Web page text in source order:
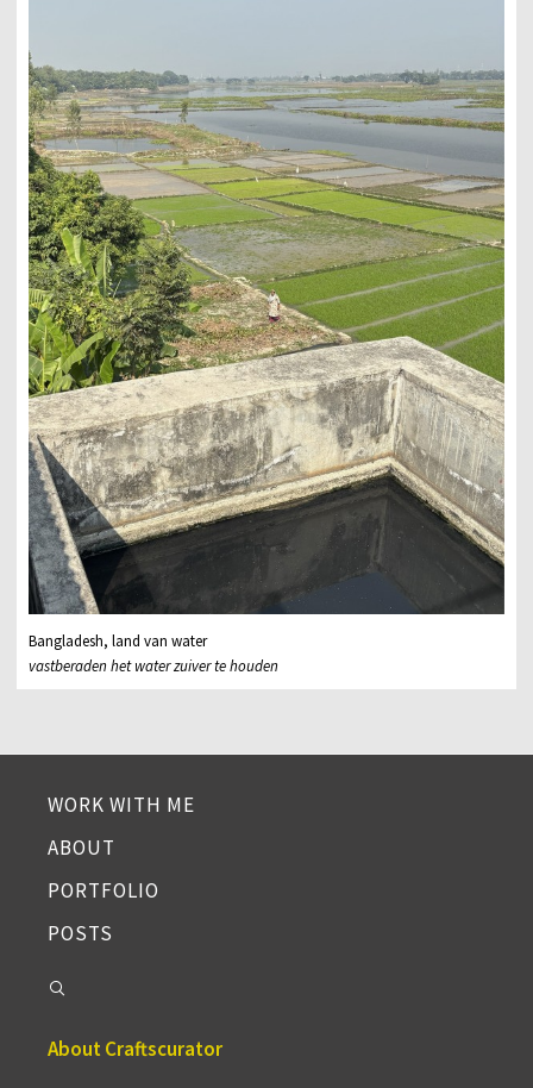
Bangladesh, land van water
vastberaden het water zuiver te houden
WORK WITH ME
ABOUT
PORTFOLIO
POSTS
About Craftscurator